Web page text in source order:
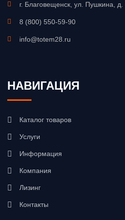
г. Благовещенск, ул. Пушкина, д.
8 (800) 550-59-90
info@totem28.ru
НАВИГАЦИЯ
Каталог товаров
Услуги
Информация
Компания
Лизинг
Контакты